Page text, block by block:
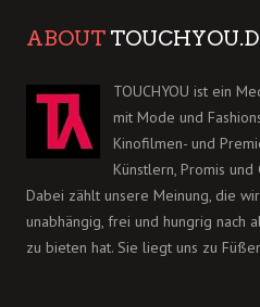
ABOUT
TOUCHYOU ist ein
mit Mode und
Kinofilmen- und
Künstlern, Promis und
Dabei zählt unsere Meinung, die
unabhängig, frei und hungrig nach
zu bieten hat. Sie liegt uns zu